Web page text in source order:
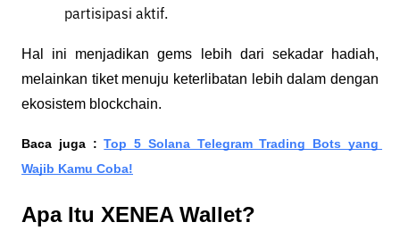
partisipasi aktif.
Hal ini menjadikan gems lebih dari sekadar hadiah,
melainkan tiket menuju keterlibatan lebih dalam dengan
ekosistem blockchain.
Baca juga : Top 5 Solana Telegram Trading Bots yang
Wajib Kamu Coba!
Apa Itu XENEA Wallet?